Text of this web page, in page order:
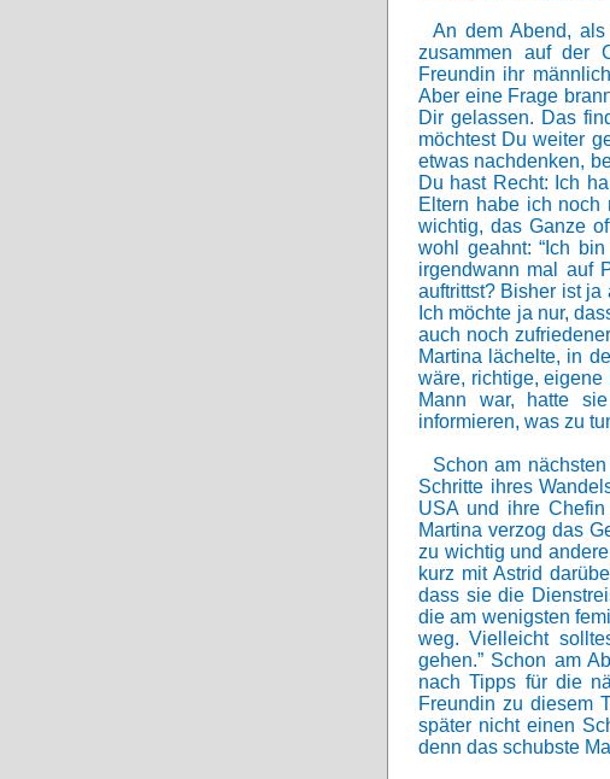
An dem Abend,
zusammen auf der
Freundin ihr
Aber eine Frage
Dir gelassen. Das
möchtest Du weiter
etwas nachdenken,
Du hast Recht: Ich
Eltern habe ich
wichtig, das Ganze
wohl geahnt: “Ich
irgendwann mal auf
auftrittst? Bisher ist
Ich möchte ja nur,
auch noch
Martina lächelte, in
wäre, richtige,
Mann war, hatte
informieren, was zu
Schon am
Schritte ihres
USA und ihre
Martina verzog das
zu wichtig und
kurz mit Astrid
dass sie die
die am wenigsten
weg. Vielleicht
gehen.” Schon am
nach Tipps für die
Freundin zu diesem
später nicht einen
denn das schubste